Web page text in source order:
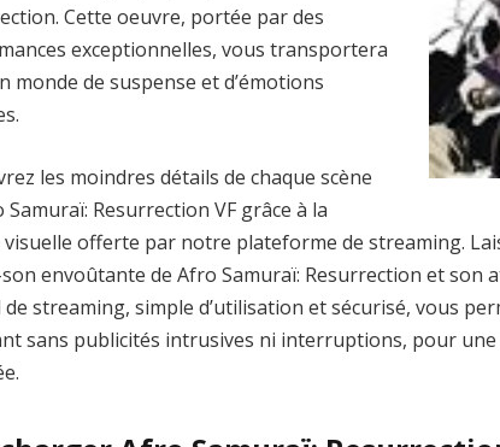
Cette oeuvre, portée par des
exceptionnelles, vous transportera
monde de suspense et d’émotions
les moindres détails de chaque scène
Samuraï: Resurrection VF grâce à la
offerte par notre plateforme de streaming.
envoûtante de Afro Samuraï: Resurrection et son
de streaming, simple d’utilisation et sécurisé, vous
sans publicités intrusives ni interruptions, pour une